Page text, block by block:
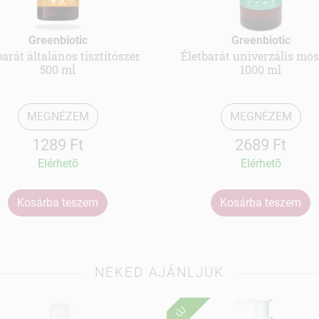
Greenbiotic
általános tisztítószer
500 ml
MEGNÉZEM
1289 Ft
Elérhetõ
Kosárba teszem
Greenbiotic
Életbarát univerzális
1000 ml
MEGNÉZEM
2689 Ft
Elérhetõ
Kosárba teszem
NEKED AJÁNLJUK
ÚJ